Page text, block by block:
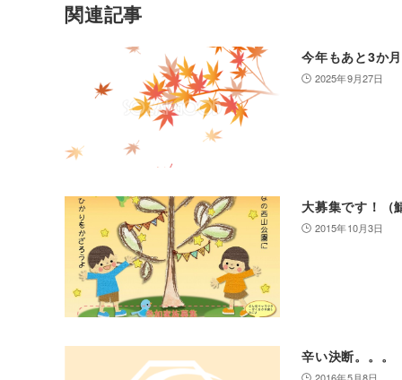
関連記事
今年もあと3か月
2025年9月27日
大募集です！（
2015年10月3日
辛い決断。。。